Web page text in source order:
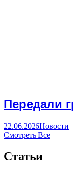
Передали
22.06.2026Новости
Смотреть Все
Статьи